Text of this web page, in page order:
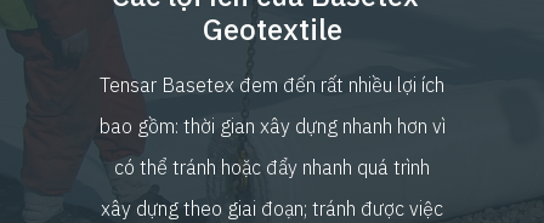
Geotextile
Tensar Basetex đem đến rất nhiều lợi ích
bao gồm: thời gian xây dựng nhanh hơn vì
có thể tránh hoặc đẩy nhanh quá trình
xây dựng theo giai đoạn; tránh được việc